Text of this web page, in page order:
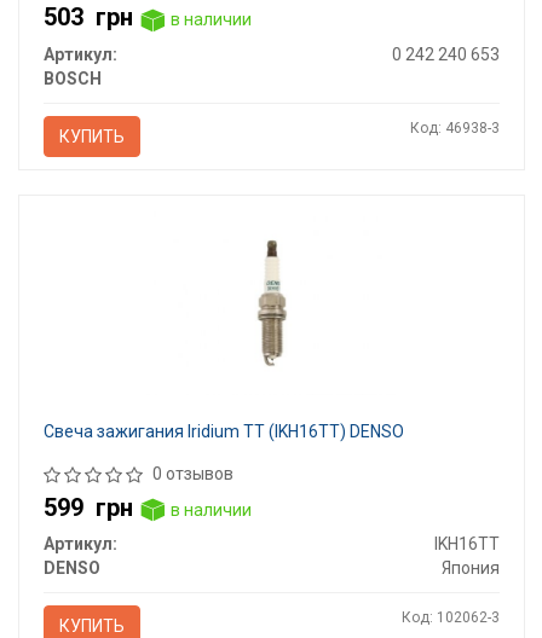
503 грн
в наличии
Артикул:
0 242 240 653
BOSCH
КУПИТЬ Код: 46938-3
Свеча зажигания Iridium TT (IKH16TT) DENSO
0 отзывов
599 грн
в наличии
Артикул:
IKH16TT
DENSO
Япония
КУПИТЬ Код: 102062-3